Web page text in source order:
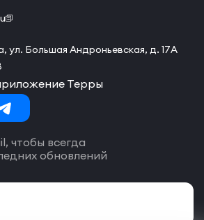
ул. Большая Андроньевская, д. 17А
Терры
чтобы всегда
обновлений